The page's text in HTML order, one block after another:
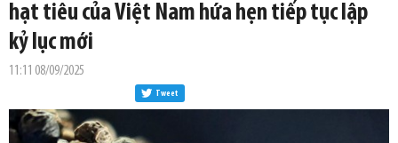
hạt tiêu của Việt Nam hứa hẹn tiếp tục lập
kỷ lục mới
11:11 08/09/2025
Tweet